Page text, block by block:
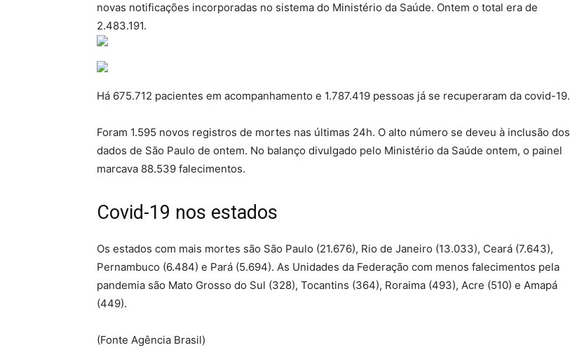
novas notificações incorporadas no sistema do Ministério da Saúde. Ontem o total era de
2.483.191.
Há 675.712 pacientes em acompanhamento e 1.787.419 pessoas já se recuperaram da covid-19.
Foram 1.595 novos registros de mortes nas últimas 24h. O alto número se deveu à inclusão dos
dados de São Paulo de ontem. No balanço divulgado pelo Ministério da Saúde ontem, o painel
marcava 88.539 falecimentos.
Covid-19 nos estados
Os estados com mais mortes são São Paulo (21.676), Rio de Janeiro (13.033), Ceará (7.643),
Pernambuco (6.484) e Pará (5.694). As Unidades da Federação com menos falecimentos pela
pandemia são Mato Grosso do Sul (328), Tocantins (364), Roraima (493), Acre (510) e Amapá
(449).
(Fonte Agência Brasil)